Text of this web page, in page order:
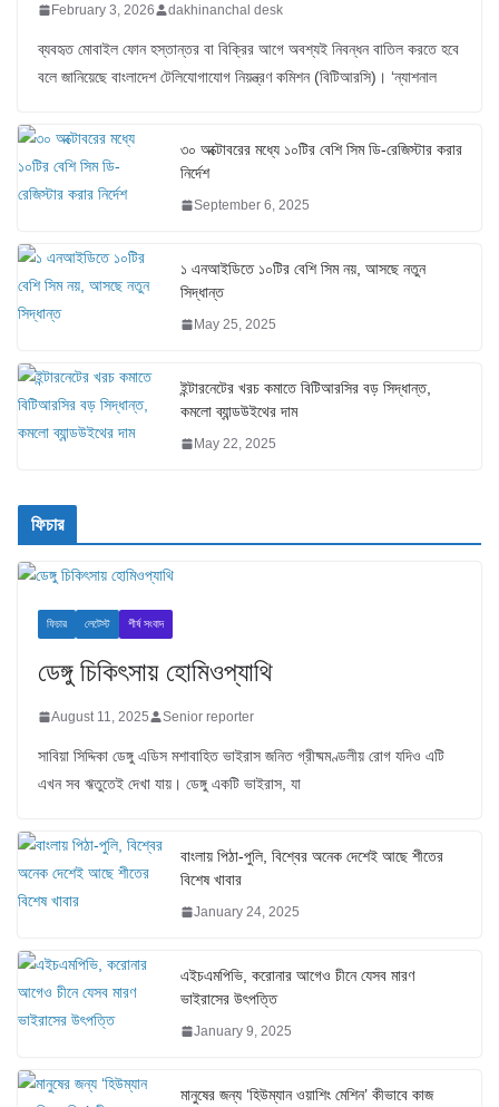
February 3, 2026 dakhinanchal desk
ব্যবহৃত মোবাইল ফোন হস্তান্তর বা বিক্রির আগে অবশ্যই নিবন্ধন বাতিল করতে হবে
বলে জানিয়েছে বাংলাদেশ টেলিযোগাযোগ নিয়ন্ত্রণ কমিশন (বিটিআরসি)। ‘ন্যাশনাল
৩০ অক্টোবরের মধ্যে ১০টির বেশি সিম ডি-রেজিস্টার করার
নির্দেশ
September 6, 2025
১ এনআইডিতে ১০টির বেশি সিম নয়, আসছে নতুন
সিদ্ধান্ত
May 25, 2025
ইন্টারনেটের খরচ কমাতে বিটিআরসির বড় সিদ্ধান্ত,
কমলো ব্যান্ডউইথের দাম
May 22, 2025
ফিচার
ফিচার লেটেস্ট শীর্ষ সংবাদ
ডেঙ্গু চিকিৎসায় হোমিওপ্যাথি
August 11, 2025 Senior reporter
সাবিয়া সিদ্দিকা ডেঙ্গু এডিস মশাবাহিত ভাইরাস জনিত গ্রীষ্মমণ্ডলীয় রোগ যদিও এটি
এখন সব ঋতুতেই দেখা যায়। ডেঙ্গু একটি ভাইরাস, যা
বাংলায় পিঠা-পুলি, বিশ্বের অনেক দেশেই আছে শীতের
বিশেষ খাবার
January 24, 2025
এইচএমপিভি, করোনার আগেও চীনে যেসব মারণ
ভাইরাসের উৎপত্তি
January 9, 2025
মানুষের জন্য ‘হিউম্যান ওয়াশিং মেশিন’ কীভাবে কাজ